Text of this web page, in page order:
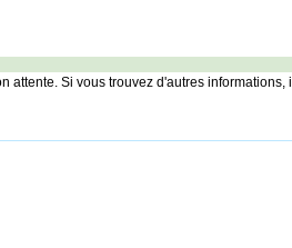
attente. Si vous trouvez d'autres informations, il